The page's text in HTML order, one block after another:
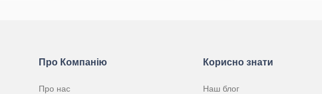
Про Компанію
Про нас
Корисно знати
Наш блог